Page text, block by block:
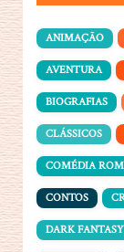
ANIMAÇÃO
AVENTURA
BIOGRAFIAS
CLÁSSICOS
COMÉDIA
CONTOS
DARK FANTASY